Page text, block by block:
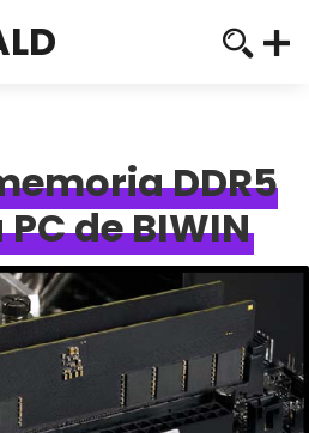
DDR5
de BIWIN